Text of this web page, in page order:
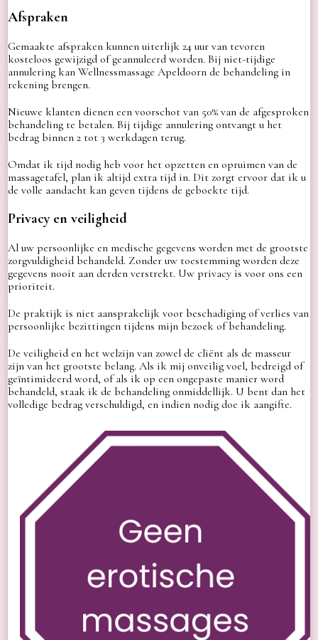
Afspraken
Gemaakte afspraken kunnen uiterlijk 24 uur van tevoren
kosteloos gewijzigd of geannuleerd worden. Bij niet-tijdige
annulering kan Wellnessmassage Apeldoorn de behandeling in
rekening brengen.
Nieuwe klanten dienen een voorschot van 50% van de afgesproken
behandeling te betalen. Bij tijdige annulering ontvangt u het
bedrag binnen 2 tot 3 werkdagen terug.
Omdat ik tijd nodig heb voor het opzetten en opruimen van de
massagetafel, plan ik altijd extra tijd in. Dit zorgt ervoor dat ik u
de volle aandacht kan geven tijdens de geboekte tijd.
Privacy en veiligheid
Al uw persoonlijke en medische gegevens worden met de grootste
zorgvuldigheid behandeld. Zonder uw toestemming worden deze
gegevens nooit aan derden verstrekt. Uw privacy is voor ons een
prioriteit.
De praktijk is niet aansprakelijk voor beschadiging of verlies van
persoonlijke bezittingen tijdens mijn bezoek of behandeling.
De veiligheid en het welzijn van zowel de cliënt als de masseur
zijn van het grootste belang. Als ik mij onveilig voel, bedreigd of
geïntimideerd word, of als ik op een ongepaste manier word
behandeld, staak ik de behandeling onmiddellijk. U bent dan het
volledige bedrag verschuldigd, en indien nodig doe ik aangifte.